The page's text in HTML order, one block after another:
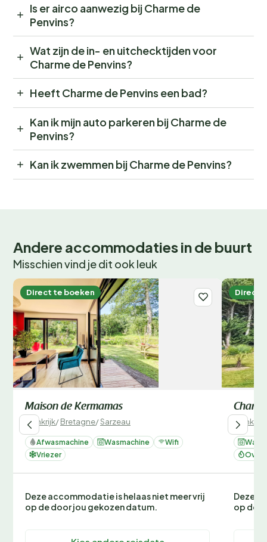
Is er airco aanwezig bij Charme de
Penvins?
Wat zijn de in- en uitchecktijden voor
Charme de Penvins?
Heeft Charme de Penvins een bad?
Kan ik mijn auto parkeren bij Charme de
Penvins?
Kan ik zwemmen bij Charme de Penvins?
Andere accommodaties in de buurt
Misschien vind je dit ook leuk
Direct te boeken
Maison de Kermamas
Frankrijk/Bretagne/Sarzeau
Afwasmachine Wasmachine
Wifi
Vriezer
Deze accommodatie is helaas niet meer vrij
op de door jou gekozen datum.
Direct
Frankrijk
Oven
Deze
op de